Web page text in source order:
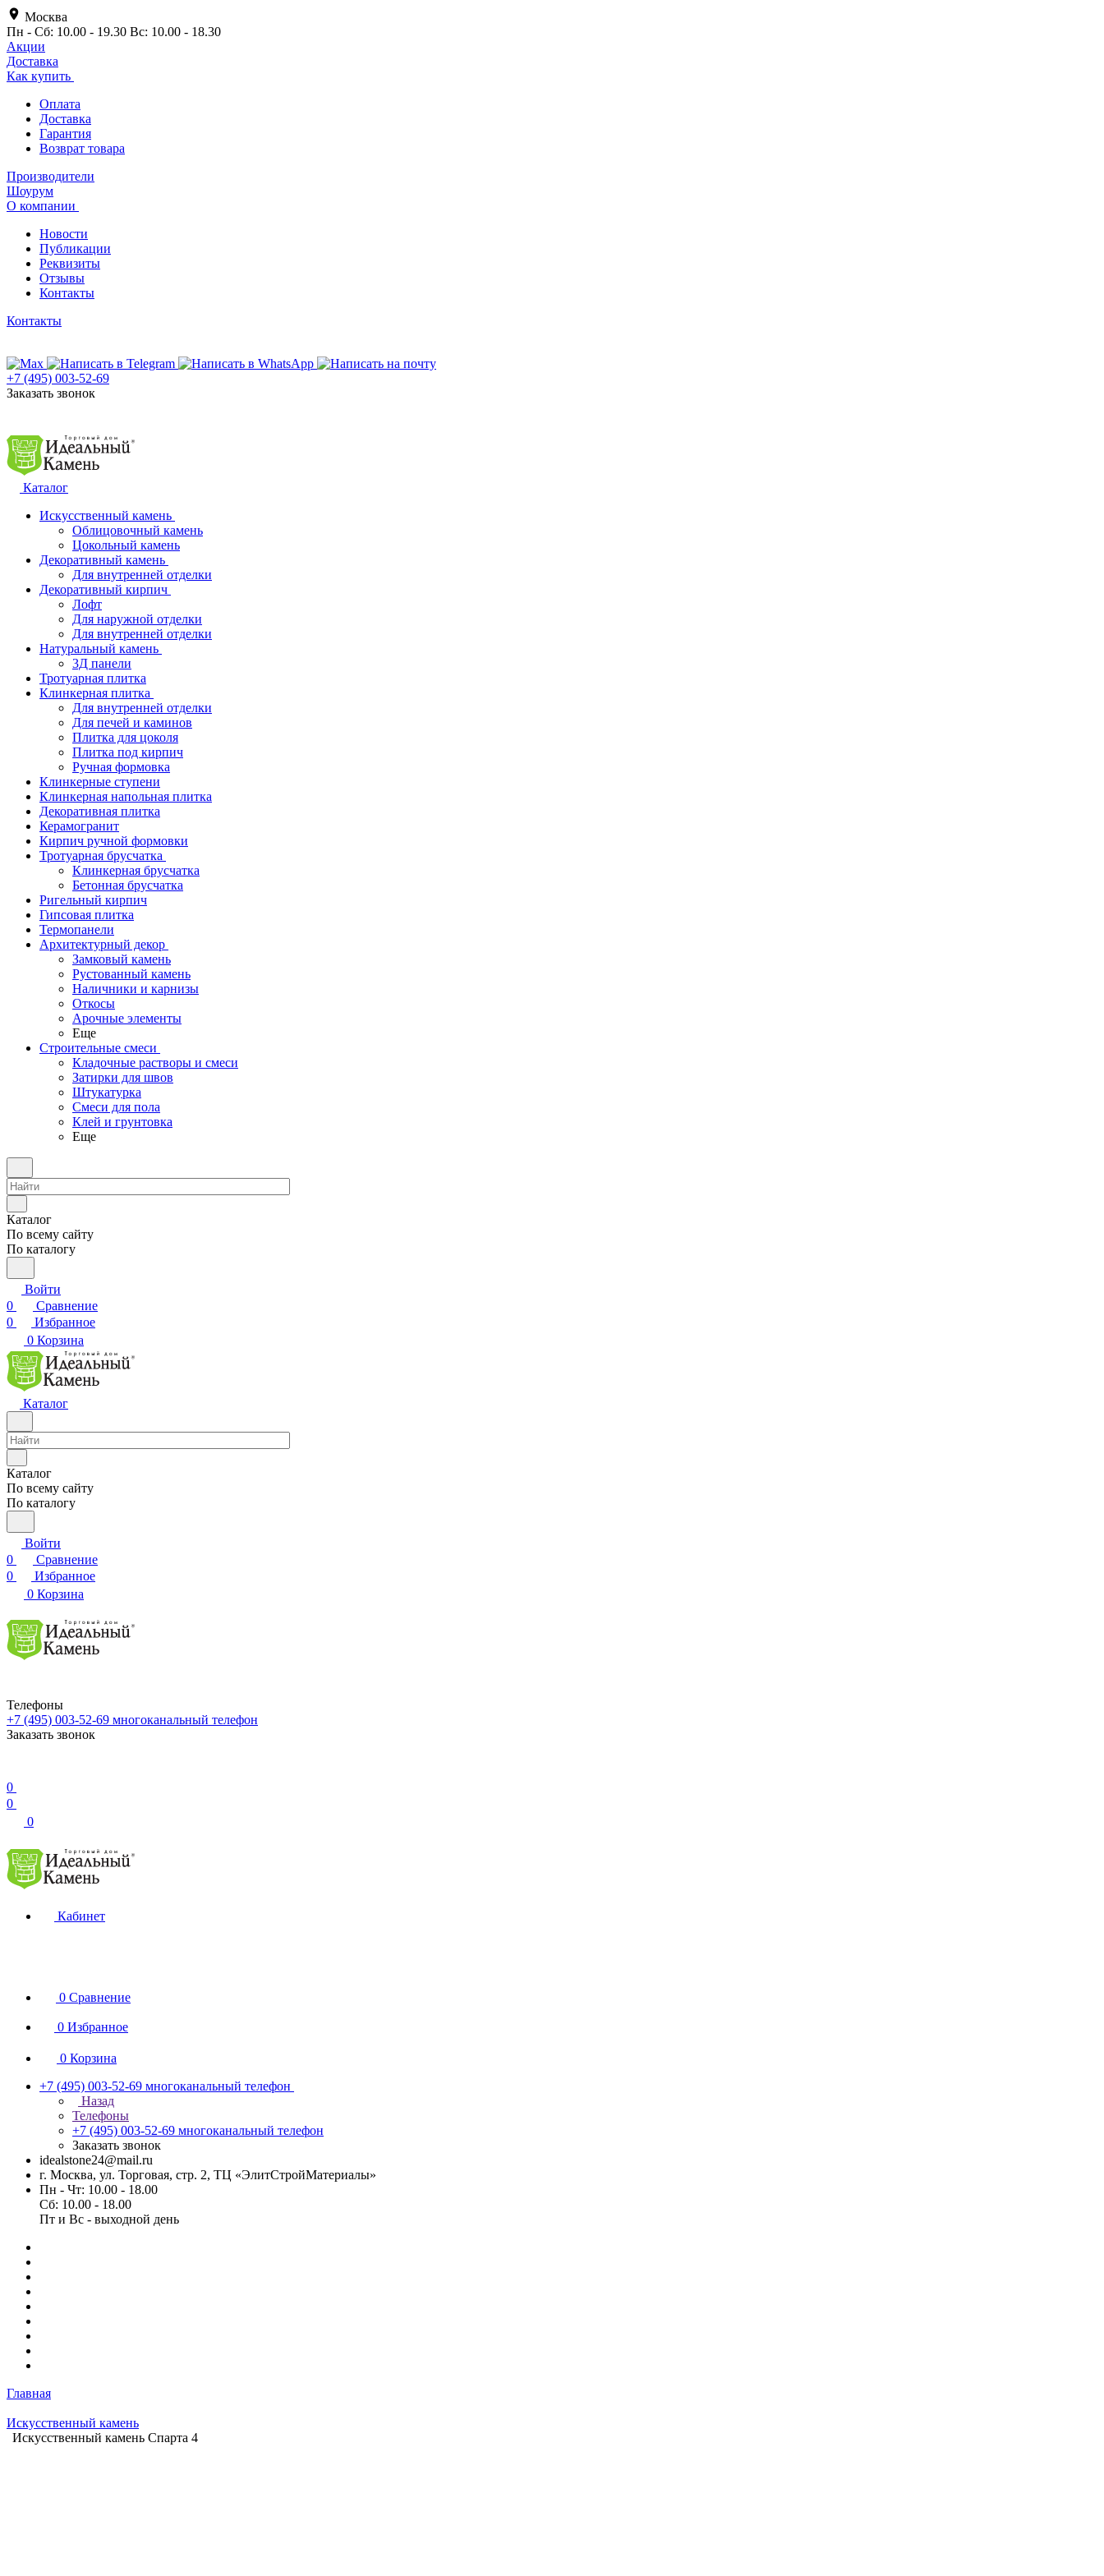
Москва
Пн - Сб: 10.00 - 19.30 Вс: 10.00 - 18.30
Акции
Доставка
Как купить
Оплата
Доставка
Гарантия
Возврат товара
Производители
Шоурум
О компании
Новости
Публикации
Реквизиты
Отзывы
Контакты
Контакты
+7 (495) 003-52-69
Заказать звонок
Каталог
Искусственный камень
Облицовочный камень
Цокольный камень
Декоративный камень
Для внутренней отделки
Декоративный кирпич
Лофт
Для наружной отделки
Для внутренней отделки
Натуральный камень
3Д панели
Тротуарная плитка
Клинкерная плитка
Для внутренней отделки
Для печей и каминов
Плитка для цоколя
Плитка под кирпич
Ручная формовка
Клинкерные ступени
Клинкерная напольная плитка
Декоративная плитка
Керамогранит
Кирпич ручной формовки
Тротуарная брусчатка
Клинкерная брусчатка
Бетонная брусчатка
Ригельный кирпич
Гипсовая плитка
Термопанели
Архитектурный декор
Замковый камень
Рустованный камень
Наличники и карнизы
Откосы
Арочные элементы
Еще
Строительные смеси
Кладочные растворы и смеси
Затирки для швов
Штукатурка
Смеси для пола
Клей и грунтовка
Еще
Каталог
По всему сайту
По каталогу
Войти
0
Сравнение
0
Избранное
0 Корзина
Каталог
Каталог
По всему сайту
По каталогу
Войти
0
Сравнение
0
Избранное
0 Корзина
Телефоны
+7 (495) 003-52-69 многоканальный телефон
Заказать звонок
0
0
0
Кабинет
0 Сравнение
0 Избранное
0 Корзина
+7 (495) 003-52-69 многоканальный телефон
Назад
Телефоны
+7 (495) 003-52-69 многоканальный телефон
Заказать звонок
idealstone24@mail.ru
г. Москва, ул. Торговая, стр. 2, ТЦ «ЭлитСтройМатериалы»
Пн - Чт: 10.00 - 18.00
Сб: 10.00 - 18.00
Пт и Вс - выходной день
Главная
Искусственный камень
Искусственный камень Спарта 4